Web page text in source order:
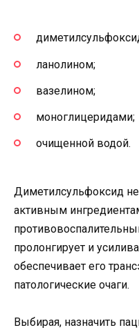
ланолином;
вазелином;
моноглицеридами;
очищенной водой.
Диметилсульфоксид
активным
пролонгирует и
обеспечивает его
патологические очаги.
Выбирая, назначить